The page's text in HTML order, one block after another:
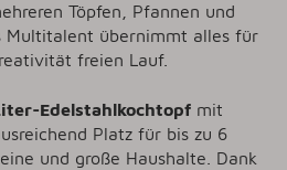
Töpfen, Pfannen und
Multitalent übernimmt alles für
freien Lauf.
Edelstahlkochtopf mit
Platz für bis zu 6
und große Haushalte. Dank